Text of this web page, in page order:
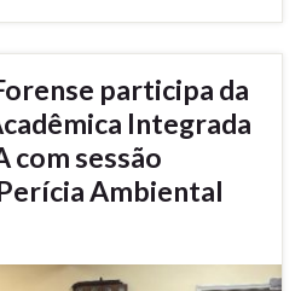
participa da
Integrada
com sessão
Ambiental